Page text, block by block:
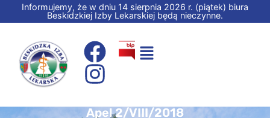
Informujemy, że w dniu 14 sierpnia 2026 r. (piątek) biura
Beskidzkiej Izby Lekarskiej będą nieczynne.
Apel 2/VIII/2018